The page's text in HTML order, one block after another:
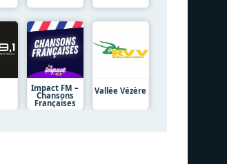
Impact FM –
Chansons
Françaises
Vallée Vézère